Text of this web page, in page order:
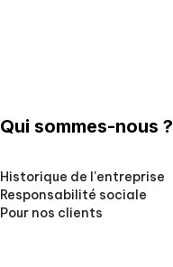
Qui sommes-nous ?
Historique de l'entreprise
Responsabilité sociale
Pour nos clients